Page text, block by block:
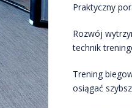
Praktyczny
Rozwój
technik
Trening
osiągać